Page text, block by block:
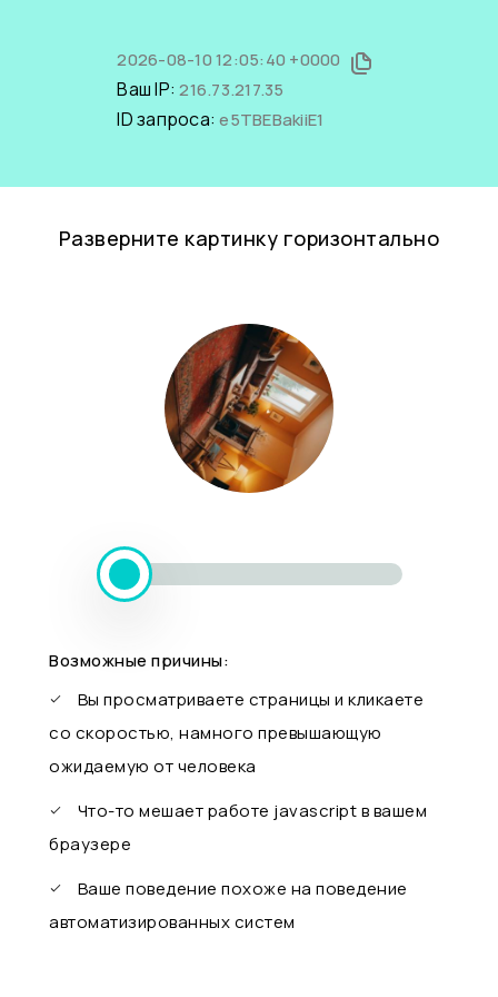
2026-08-10 12:05:40 +0000
Ваш IP:216.73.217.35
ID запроса:e5TBEBakiiE1
Разверните картинку горизонтально
Возможные причины:
Вы просматриваете страницы и кликаете
со скоростью, намного превышающую
ожидаемую от человека
Что-то мешает работе javascript в вашем
браузере
Ваше поведение похоже на поведение
автоматизированных систем